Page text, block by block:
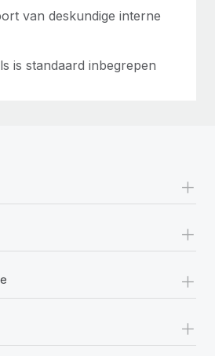
van deskundige interne
is standaard inbegrepen
+
+
+
+